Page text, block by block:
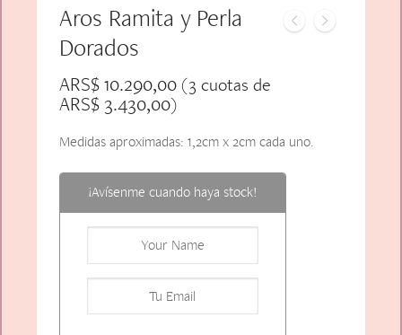
Aros Ramita y Perla
Dorados
ARS$10.290,00(3 cuotas de
ARS$3.430,00)
Medidas aproximadas: 1,2cm x 2cm cada uno.
¡Avísenme cuando haya stock!